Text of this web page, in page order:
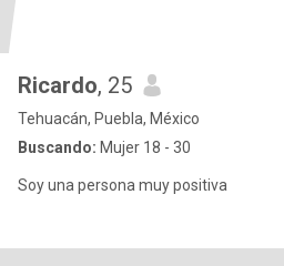
Ricardo, 25
Tehuacán, Puebla, México
Buscando: Mujer 18 - 30
Soy una persona muy positiva